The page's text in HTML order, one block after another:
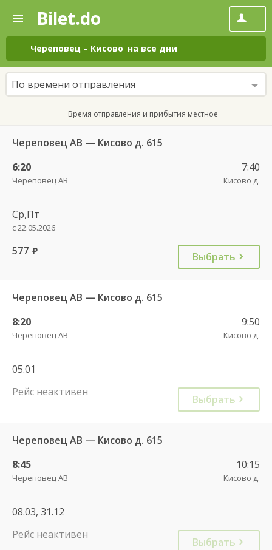
—
Поиск
и
покупка
билетов
на
автобус
онлайн
Bilet.do
Череповец – Кисово на все дни
По времени отправления
Время отправления и прибытия местное
Череповец АВ — Кисово д. 615
6:20
Череповец АВ
7:40
Кисово д.
Ср,Пт
с 22.05.2026
577 руб. Выбрать
Череповец АВ — Кисово д. 615
8:20
Череповец АВ
9:50
Кисово д.
05.01
Рейс неактивен
Выбрать
Череповец АВ — Кисово д. 615
8:45
Череповец АВ
10:15
Кисово д.
08.03, 31.12
Рейс неактивен
Выбрать